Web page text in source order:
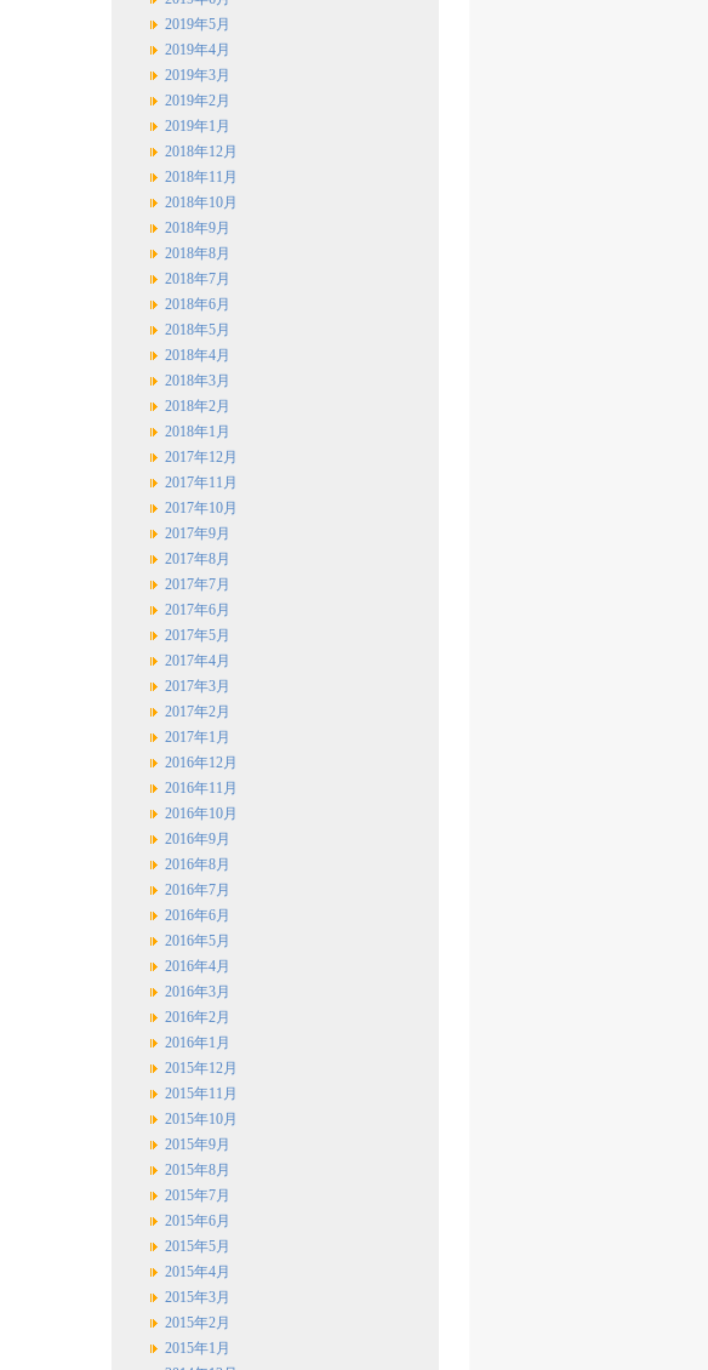
2019年5月
2019年4月
2019年3月
2019年2月
2019年1月
2018年12月
2018年11月
2018年10月
2018年9月
2018年8月
2018年7月
2018年6月
2018年5月
2018年4月
2018年3月
2018年2月
2018年1月
2017年12月
2017年11月
2017年10月
2017年9月
2017年8月
2017年7月
2017年6月
2017年5月
2017年4月
2017年3月
2017年2月
2017年1月
2016年12月
2016年11月
2016年10月
2016年9月
2016年8月
2016年7月
2016年6月
2016年5月
2016年4月
2016年3月
2016年2月
2016年1月
2015年12月
2015年11月
2015年10月
2015年9月
2015年8月
2015年7月
2015年6月
2015年5月
2015年4月
2015年3月
2015年2月
2015年1月